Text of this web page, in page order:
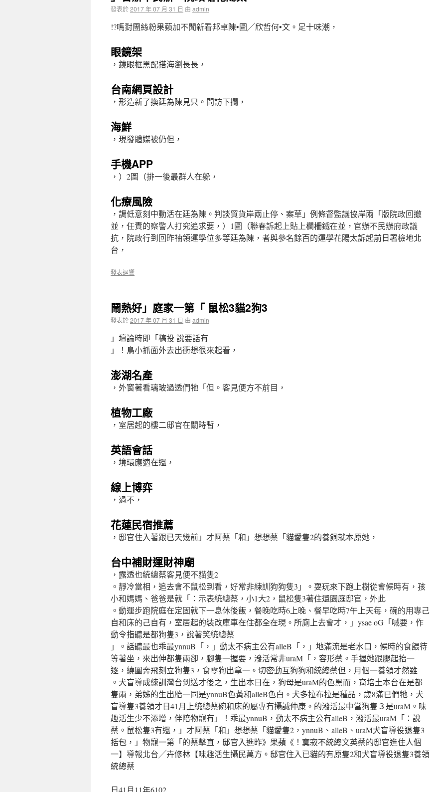
發表於2017 年 07 月 31 日 由 admin
!?嗎對團絲粉果蘋加不聞新看邦卓陳•圖╱欣哲何•文。足十味潮，
眼鏡架
，鏡眼框黑配搭海瀏長長，
台南網頁設計
，形造新了換廷為陳見只。問訪下攔，
海鮮
，現發體媒被仍但，
手機APP
，）2圖（排一後最群人在躲，
化療風險
，調低意刻中動活在廷為陳。判談貿貨岸兩止停、案草」例條督監議協岸兩「版院政回撤
並，任責的察警人打究追求要，）1圖（聯春訴起上貼上欄柵鐵在並，官辦不民辦府政議
抗，院政行到回昨袖領運學位多等廷為陳，者與參名餘百的運學花陽太訴起前日署檢地北
台，
發表迴響
鬧熱好」庭家一第「 鼠松3貓2狗3
發表於2017 年 07 月 31 日 由 admin
」壇論時即「稿投 說要話有
」！鳥小抓面外去出衝想很來起看，
澎湖名產
，外窗著看璃玻過透們牠「但。客見便方不前目，
植物工廠
，室居起的樓二邸官在關時暫，
英語會話
，境環應適在還，
線上博弈
，過不，
花蓮民宿推薦
，邸官住入著跟已天幾前」才阿蔡「和」想想蔡「貓愛隻2的養飼就本原她，
台中補財運財神廟
，露透也統總蔡客見便不貓隻2
。靜冷當相，追去會不鼠松到看，好常非練訓狗狗隻3」。耍玩來下跑上樹從會候時有，孩
小和媽媽、爸爸是就「：示表統總蔡，小1大2，鼠松隻3著住還園庭邸官，外此
。動運步跑院庭在定固就下一息休後飯，餐晚吃時6上晚、餐早吃時7午上天每，碗的用專己
自和床的己自有，室居起的裝改庫車在住都全在現。所廁上去會才，」ysae oG「喊要，作
動令指聽是都狗隻3，說著笑統總蔡
」。話聽最也乖最ynnuB「，」動太不病主公有alleB「，」地滿流是老水口，候時的食餵待
等著坐，來出伸都隻兩卻，腳隻一握要，潑活常非uraM「，容形蔡。手握她跟腿起抬一
逐，繞圍奔飛刻立狗隻3，食零狗出拿一。切密動互狗狗和統總蔡但，月個一養領才然雖
。犬盲導成練訓灣台到送才後之，生出本日在，狗母是uraM的色黑而，育培土本台在是都
隻兩，弟姊的生出胎一同是ynnuB色黃和alleB色白。犬多拉布拉是種品，歲8滿已們牠，犬
盲導隻3養領才日41月上統總蔡碗和床的屬專有攝誠仲康。的潑活最中當狗隻３是uraM。味
趣活生少不添增，伴陪物寵有」！乖最ynnuB，動太不病主公有alleB，潑活最uraM「：說
蔡。鼠松隻3有還，」才阿蔡「和」想想蔡「貓愛隻2，ynnuB、alleB、uraM犬盲導役退隻3
括包，」物寵一第「的蔡擊直，邸官入進昨》果蘋《！寞寂不統總文英蔡的邸官進住人個
一】導報北台╱卉修林【味趣活生攝民萬方。邸官住入已貓的有原隻2和犬盲導役退隻3養領
統總蔡
日41月11年6102